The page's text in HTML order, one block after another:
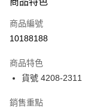
信用卡一次付款
超商取貨付款
ATM付款
運送方式
商品編號
10188188
商品特色
貨號 4208-2311
銷售重點